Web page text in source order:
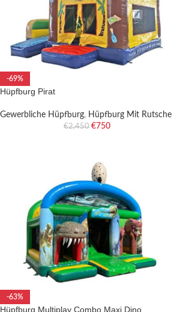
-69%
Hüpfburg Pirat
Gewerbliche Hüpfburg, Hüpfburg Mit Rutsche
€2,450 €750
-63%
Hüpfburg Multiplay Combo Maxi Dino